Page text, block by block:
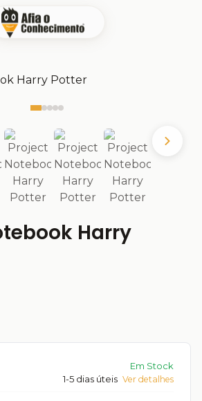
Harry
Em Stock
1-5 dias úteis Ver detalhes